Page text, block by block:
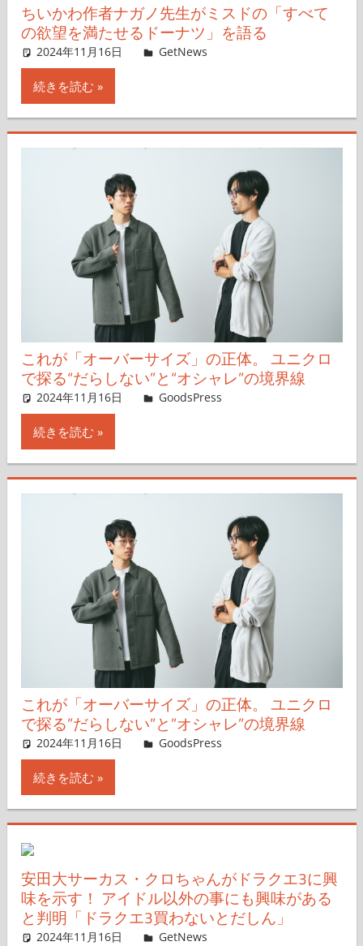
ちいかわ作者ナガノ先生がミスドの「すべて
の欲望を満たせるドーナツ」を語る
2024年11月16日 GetNews
続きを読む
これが「オーバーサイズ」の正体。 ユニクロ
で探る“だらしない”と“オシャレ”の境界線
2024年11月16日 ＆GP
GoodsPress
続きを読む
これが「オーバーサイズ」の正体。 ユニクロ
で探る”だらしない”と”オシャレ”の境界線
2024年11月16日 ＆GP
GoodsPress
続きを読む
安田大サーカス・クロちゃんがドラクエ3に興
味を示す！ アイドル以外の事にも興味がある
と判明「ドラクエ3買わないとだしん」
2024年11月16日 GetNews